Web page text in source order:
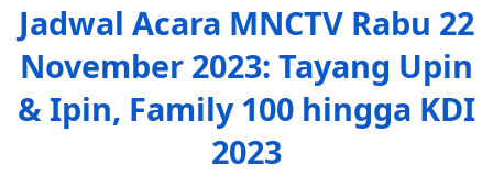
Jadwal Acara MNCTV Rabu 22
November 2023: Tayang Upin
& Ipin, Family 100 hingga KDI
2023